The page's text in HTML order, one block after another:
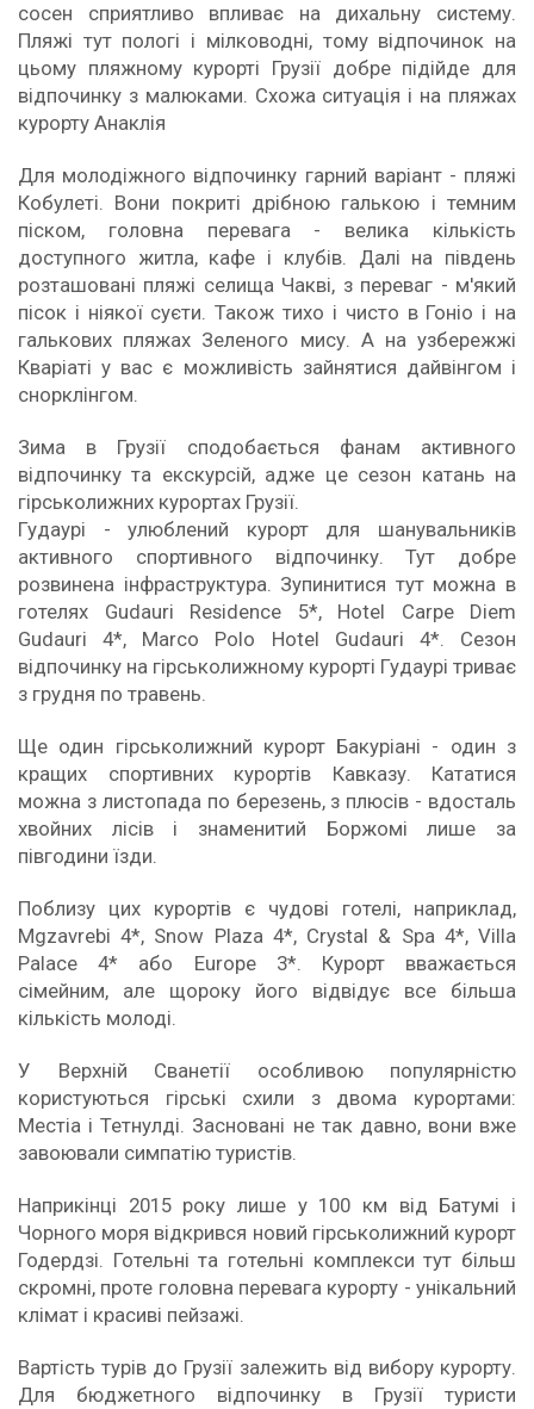
сосен сприятливо впливає на дихальну систему.
Пляжі тут пологі і мілководні, тому відпочинок на
цьому пляжному курорті Грузії добре підійде для
відпочинку з малюками. Схожа ситуація і на пляжах
курорту Анаклія
Для молодіжного відпочинку гарний варіант - пляжі
Кобулеті. Вони покриті дрібною галькою і темним
піском, головна перевага - велика кількість
доступного житла, кафе і клубів. Далі на південь
розташовані пляжі селища Чакві, з переваг - м'який
пісок і ніякої суєти. Також тихо і чисто в Гоніо і на
галькових пляжах Зеленого мису. А на узбережжі
Кваріаті у вас є можливість зайнятися дайвінгом і
снорклінгом.
Зима в Грузії сподобається фанам активного
відпочинку та екскурсій, адже це сезон катань на
гірськолижних курортах Грузії.
Гудаурі - улюблений курорт для шанувальників
активного спортивного відпочинку. Тут добре
розвинена інфраструктура. Зупинитися тут можна в
готелях Gudauri Residence 5*, Hotel Carpe Diem
Gudauri 4*, Marco Polo Hotel Gudauri 4*. Сезон
відпочинку на гірськолижному курорті Гудаурі триває
з грудня по травень.
Ще один гірськолижний курорт Бакуріані - один з
кращих спортивних курортів Кавказу. Кататися
можна з листопада по березень, з плюсів - вдосталь
хвойних лісів і знаменитий Боржомі лише за
півгодини їзди.
Поблизу цих курортів є чудові готелі, наприклад,
Mgzavrebi 4*, Snow Plaza 4*, Crystal & Spa 4*, Villa
Palace 4* або Europe 3*. Курорт вважається
сімейним, але щороку його відвідує все більша
кількість молоді.
У Верхній Сванетії особливою популярністю
користуються гірські схили з двома курортами:
Местіа і Тетнулді. Засновані не так давно, вони вже
завоювали симпатію туристів.
Наприкінці 2015 року лише у 100 км від Батумі і
Чорного моря відкрився новий гірськолижний курорт
Годердзі. Готельні та готельні комплекси тут більш
скромні, проте головна перевага курорту - унікальний
клімат і красиві пейзажі.
Вартість турів до Грузії залежить від вибору курорту.
Для бюджетного відпочинку в Грузії туристи